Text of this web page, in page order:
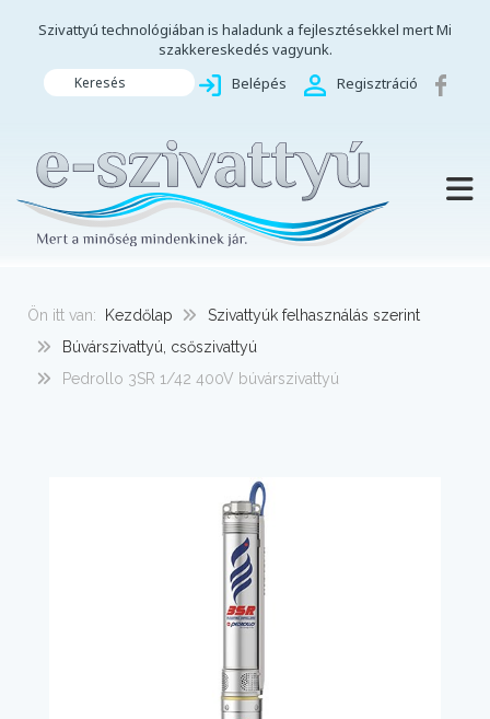
Szivattyú technológiában is haladunk a fejlesztésekkel mert Mi
szakkereskedés vagyunk.
Keresés Belépés Regisztráció
Ön itt van: Kezdőlap
Szivattyúk felhasználás szerint
Búvárszivattyú, csőszivattyú
Pedrollo 3SR 1/42 400V búvárszivattyú